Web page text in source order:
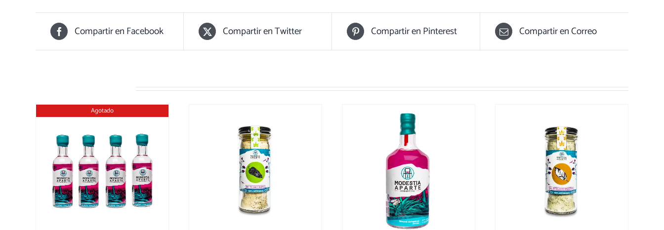
Compartir en Facebook Compartir en Twitter Compartir en Pinterest Compartir en Correo
Agotado